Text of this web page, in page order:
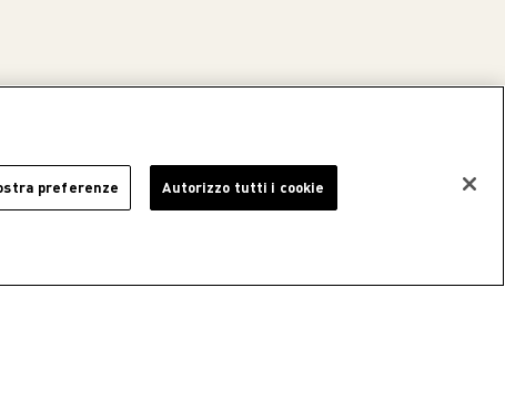
sicuri
preferenze Autorizzo tutti i cookie